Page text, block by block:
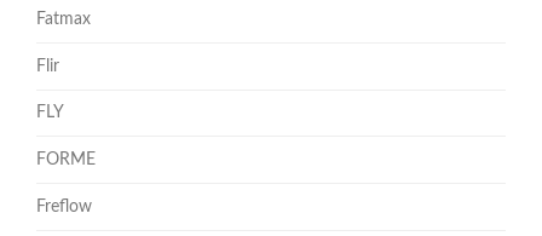
Fatmax
Flir
FLY
FORME
Freflow